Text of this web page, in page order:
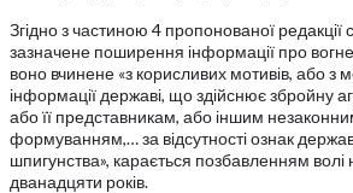
Згідно з частиною 4 пропонованої редакції
зазначене поширення інформації про
воно вчинене «з корисливих мотивів, або з
інформації державі, що здійснює збройну
або її представникам, або іншим
формуванням,… за відсутності ознак
шпигунства», карається позбавленням волі
дванадцяти років.